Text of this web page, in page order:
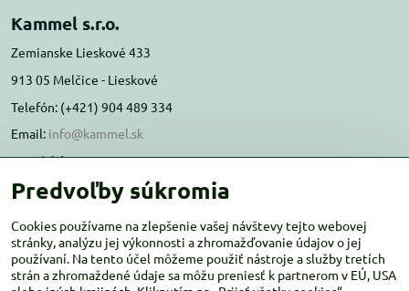
Kammel s.r.o.
Zemianske Lieskové 433
913 05 Melčice - Lieskové
Telefón: (+421) 904 489 334
Email: info@kammel.sk
Prevádzka:
Administratívna budova PD Melčice
Otváracie hodiny:PO-ŠT 8:00 - 16:00
PIA-NE Zatvorené
Predvoľby súkromia
Cookies používame na zlepšenie vašej návštevy tejto webovej
stránky, analýzu jej výkonnosti a zhromažďovanie údajov o jej
používaní. Na tento účel môžeme použiť nástroje a služby tretích
strán a zhromaždené údaje sa môžu preniesť k partnerom v EÚ, USA